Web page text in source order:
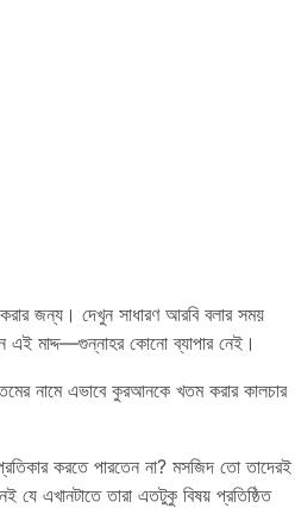
করার জন্য। দেখুন সাধারণ আরবি বলার সময়
এই মাদ্দ—গুন্নাহর কোনো ব্যাপার নেই।
নামে এভাবে কুরআনকে খতম করার কালচার
করতে পারতেন না? মসজিদ তো তাদেরই
যে এখানটাতে তারা এতটুকু বিষয় প্রতিষ্ঠিত